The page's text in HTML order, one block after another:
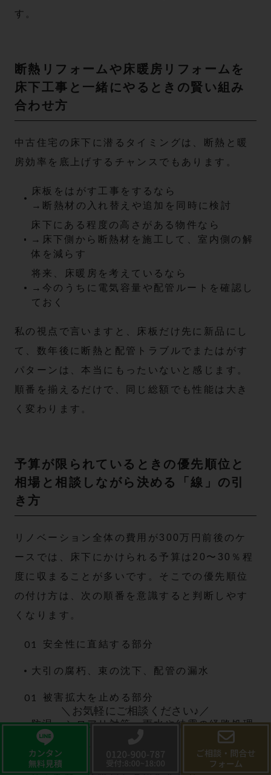
す。
断熱リフォームや床暖房リフォームを
床下工事と一緒にやるときの賢い組み
合わせ方
中古住宅の床下に潜るタイミングは、断熱と暖
房効率を底上げするチャンスでもあります。
床板をはがす工事をするなら
→断熱材の入れ替えや追加を同時に検討
床下にある程度の高さがある物件なら
→床下側から断熱材を施工して、室内側の解
体を減らす
将来、床暖房を考えているなら
→今のうちに電気容量や配管ルートを確認し
ておく
私の視点で言いますと、床板だけ先に新品にし
て、数年後に断熱と配管トラブルでまたはがす
パターンは、本当にもったいないと感じます。
順番を揃えるだけで、同じ総額でも性能は大き
く変わります。
予算が限られているときの優先順位と
相場と相談しながら決める「線」の引
き方
リノベーション全体の費用が300万円前後のケ
ースでは、床下にかけられる予算は20〜30％程
度に収まることが多いです。そこでの優先順位
の付け方は、次の順番を意識すると判断しやす
くなります。
安全性に直結する部分
大引の腐朽、束の沈下、配管の漏水
被害拡大を止める部分
防湿、シロアリ対策、雨水や結露の経路処理
快適性を底上げする部分
＼お気軽にご相談ください♪／